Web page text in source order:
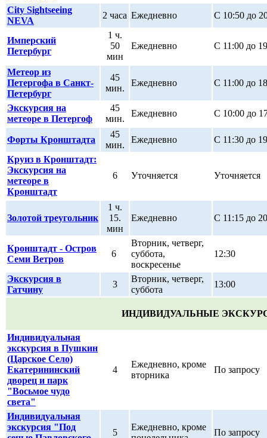
City Sightseeing
NEVA
2 часа Ежедневно С 10:50 до
Имперский
Петербург
1 ч.
50
мин
Ежедневно С 11:00 до
Метеор из
Петергофа в Санкт-
Петербург
45
мин.
Ежедневно С 11:00 до
Экскурсия на
метеоре в Петергоф
45
мин.
Ежедневно С 10:00 до
Форты Кронштадта
45
мин.
Ежедневно
С 11:30 до
Круиз в Кронштадт:
Экскурсия на
метеоре в
Кронштадт
6 Уточняется Уточняется
Золотой треугольник
1 ч.
15.
мин
Ежедневно С 11:15 до
Кронштадт - Остров
Семи Ветров
6
Вторник, четверг,
суббота,
воскресенье
12:30
Экскурсия в
Гатчину
3
Вторник, четверг,
суббота
13:00
ИНДИВИДУАЛЬНЫЕ
Индивидуальная
экскурсия в Пушкин
(Царское Село)
Екатерининский
дворец и парк
"Восьмое чудо
света"
4
Ежедневно, кроме
вторника
По запросу
Индивидуальная
экскурсия "Под
5
Ежедневно, кроме
По запросу